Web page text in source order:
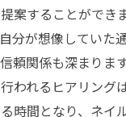
案することができ
分が想像していた
頼関係も深まりま
われるヒアリング
時間となり、ネイ